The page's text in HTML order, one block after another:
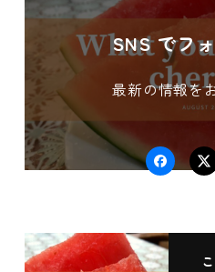
SNS でフ
最新の情報を